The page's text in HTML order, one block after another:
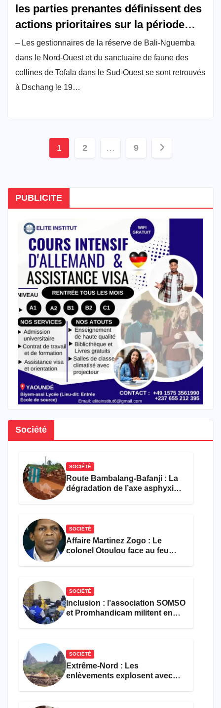
les parties prenantes définissent des
actions prioritaires sur la période
d’octobre 2024 à juin 2025
– Les gestionnaires de la réserve de Bali-Nguemba
dans le Nord-Ouest et du sanctuaire de faune des
collines de Tofala dans le Sud-Ouest se sont retrouvés
à Dschang le 19…
Pagination
publications
1 2 … 9
PUBLICITE
Société
SOCIÉTÉ
Route Bambalang-Bafanji : La
dégradation de l’axe asphyxie
SOCIÉTÉ
Affaire Martinez Zogo : Le
colonel Otoulou face au feu
SOCIÉTÉ
Inclusion : l’association SOMSO
et Promhandicam militent en
SOCIÉTÉ
Extrême-Nord : Les
enlèvements explosent avec